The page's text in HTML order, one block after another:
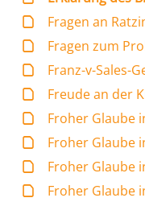
Fragen an
Fragen zum
Franz-v-Sales-
Freude an der
Froher Glaube
Froher Glaube
Froher Glaube
Froher Glaube